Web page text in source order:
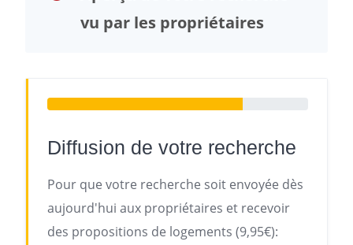
vu par les propriétaires
Diffusion de votre recherche
Pour que votre recherche soit envoyée dès
aujourd'hui aux propriétaires et recevoir
des propositions de logements (9,95€):